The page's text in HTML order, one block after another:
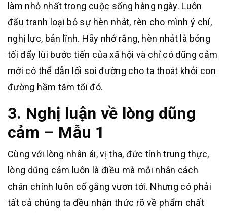
làm nhỏ nhất trong cuộc sống hàng ngày. Luôn
đấu tranh loại bỏ sự hèn nhát, rèn cho mình ý chí,
nghị lực, bản lĩnh. Hãy nhớ rằng, hèn nhát là bóng
tối đẩy lùi bước tiến của xã hội và chỉ có dũng cảm
mới có thể dẫn lối soi đường cho ta thoát khỏi con
đường hầm tăm tối đó.
3. Nghị luận về lòng dũng
cảm – Mẫu 1
Cùng với lòng nhân ái, vị tha, đức tính trung thực,
lòng dũng cảm luôn là điều mà mỗi nhân cách
chân chính luôn cố gắng vươn tới. Nhưng có phải
tất cả chúng ta đều nhận thức rõ về phẩm chất